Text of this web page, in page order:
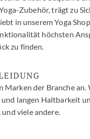
Zubehör, trägt zu
in unserem Yoga
höchsten
zu finden.
der Branche
langen Haltbarkeit
viele andere.